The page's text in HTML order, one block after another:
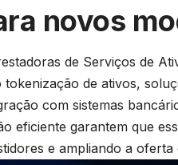
novos
de Serviços de
de ativos,
com sistemas
eficiente garantem que
e ampliando a